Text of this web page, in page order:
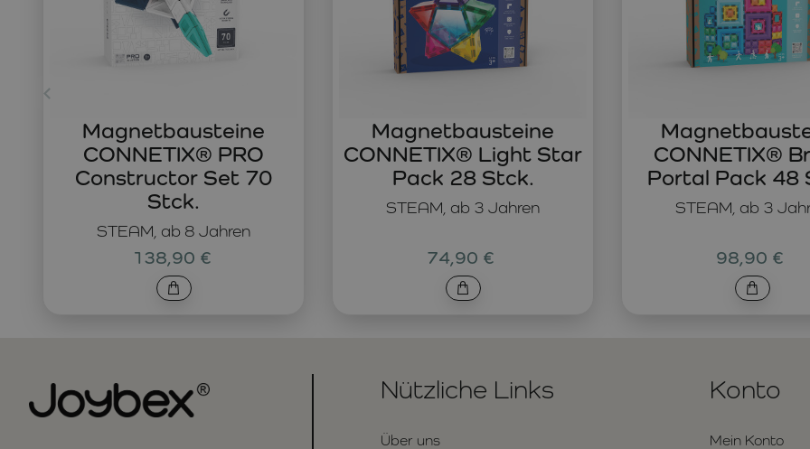
STEAM, ab 8 Jahren
Magnetbausteine
CONNETIX® PRO
Constructor Set 70
Stck.
138,90 €
STEAM, ab 3 Jahren
Magnetbausteine
CONNETIX® Light Star
Pack 28 Stck.
74,90 €
STEAM, ab 3
CONNETIX®
Portal Pack 48
98,90 €
Nützliche Links
Über uns
Konto
Mein Konto